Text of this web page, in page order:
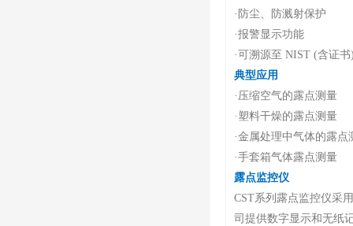
· 防尘、防溅射保护
·报警显示功能
·可溯源至 NIST (含证书
典型应用
· 压缩空气的露点测量
· 塑料干燥的露点测量
·金属处理中气体的露点
·手套箱气体露点测量
露点监控仪
CST系列露点监控仪采
司提供数字显示和无纸